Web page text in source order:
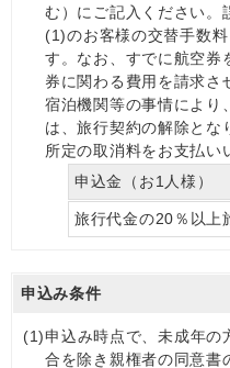
む）にご記入ください。
(1)のお客様の交替手数
す。なお、すでに航空券
券に関わる費用を請求さ
宿泊機関等の事情により
は、旅行契約の解除とな
所定の取消料をお支払い
申込金（お1人様）
旅行代金の20％以上
申込み条件
(1)申込み時点で、未成年の
合を除き親権者の同意書